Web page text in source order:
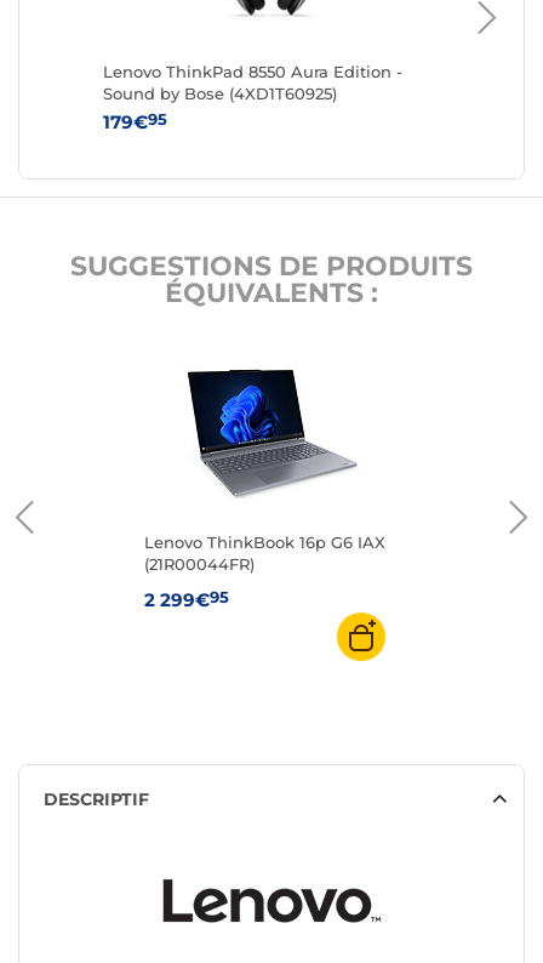
Lenovo ThinkPad 8550 Aura Edition -
Sound by Bose (4XD1T60925)
179€95
SUGGESTIONS DE PRODUITS
ÉQUIVALENTS :
Lenovo ThinkBook 16p G6 IAX
(21R00044FR)
2 299€95
DESCRIPTIF